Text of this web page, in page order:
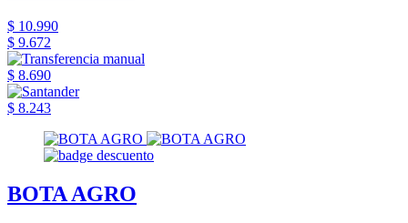
$ 10.990
$ 9.672
$ 8.690
$ 8.243
BOTA AGRO